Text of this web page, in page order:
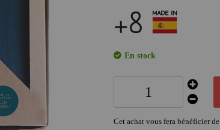
En stock
Cet achat vous fera bénéficier de